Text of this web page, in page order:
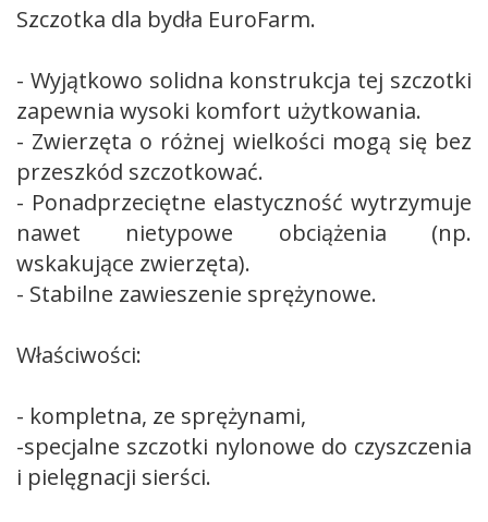
Szczotka dla bydła EuroFarm.
- Wyjątkowo solidna konstrukcja tej szczotki
zapewnia wysoki komfort użytkowania.
- Zwierzęta o różnej wielkości mogą się bez
przeszkód szczotkować.
- Ponadprzeciętne elastyczność wytrzymuje
nawet nietypowe obciążenia (np.
wskakujące zwierzęta).
- Stabilne zawieszenie sprężynowe.
Właściwości:
- kompletna, ze sprężynami,
-specjalne szczotki nylonowe do czyszczenia
i pielęgnacji sierści.